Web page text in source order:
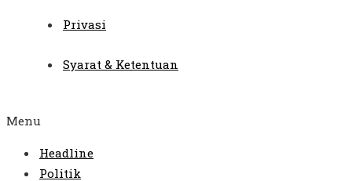
Privasi
Syarat & Ketentuan
Menu
Headline
Politik